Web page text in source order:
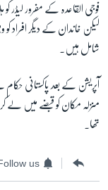
فوجی القاعدہ کے مفرور
شامل ہیں۔
آپریشن کے بعد پاکستانی
منزلہ مکان کو قبضے میں لے
تھا۔
us